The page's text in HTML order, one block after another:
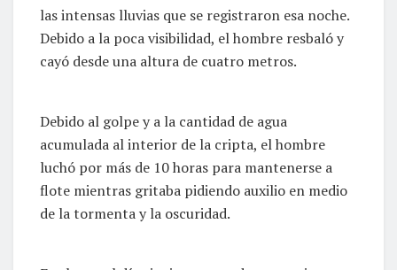
las intensas lluvias que se registraron esa noche.
Debido a la poca visibilidad, el hombre resbaló y
cayó desde una altura de cuatro metros.
Debido al golpe y a la cantidad de agua
acumulada al interior de la cripta, el hombre
luchó por más de 10 horas para mantenerse a
flote mientras gritaba pidiendo auxilio en medio
de la tormenta y la oscuridad.